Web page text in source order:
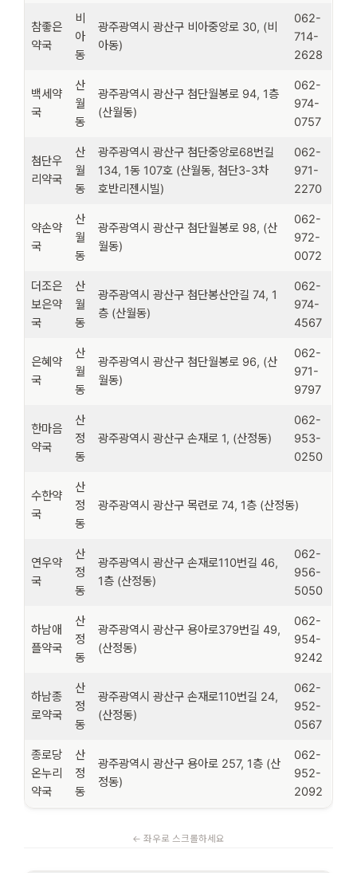
참좋은
약국
비
아
동
광주광역시 광산구 비아중앙로 30, (비
아동)
062-
714-
2628
백세약
국
산
월
동
광주광역시 광산구 첨단월봉로 94, 1층
(산월동)
062-
974-
0757
첨단우
리약국
산
월
동
광주광역시 광산구 첨단중앙로68번길
134, 1동 107호 (산월동, 첨단3-3차
호반리젠시빌)
062-
971-
2270
약손약
국
산
월
동
광주광역시 광산구 첨단월봉로 98, (산
월동)
062-
972-
0072
더조은
보은약
국
산
월
동
광주광역시 광산구 첨단봉산안길 74, 1
층 (산월동)
062-
974-
4567
은혜약
국
산
월
동
광주광역시 광산구 첨단월봉로 96, (산
월동)
062-
971-
9797
한마음
약국
산
정
동
광주광역시 광산구 손재로 1, (산정동)
062-
953-
0250
수한약
국
산
정
동
광주광역시 광산구 목련로 74, 1층 (산정동)
연우약
국
산
정
동
광주광역시 광산구 손재로110번길 46,
1층 (산정동)
062-
956-
5050
하남애
플약국
산
정
동
광주광역시 광산구 용아로379번길 49,
(산정동)
062-
954-
9242
하남종
로약국
산
정
동
광주광역시 광산구 손재로110번길 24,
(산정동)
062-
952-
0567
종로당
온누리
약국
산
정
동
광주광역시 광산구 용아로 257, 1층 (산
정동)
062-
952-
2092